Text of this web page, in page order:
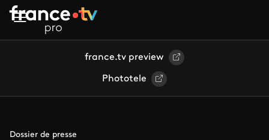
Aller au contenu principal
france.tv preview
Phototele
Dossier de presse